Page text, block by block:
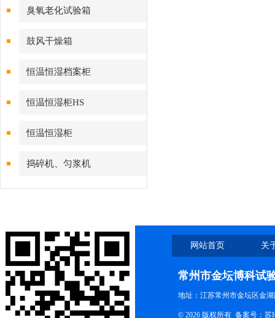
臭氧老化试验箱
鼓风干燥箱
恒温恒湿档案柜
恒温恒湿柜HS
恒温恒湿柜
捣碎机、匀浆机
网站首页 关
常州市金坛博科试
地址：江苏常州市金坛区金湖
© 2026 版权所有 备案号： 苏